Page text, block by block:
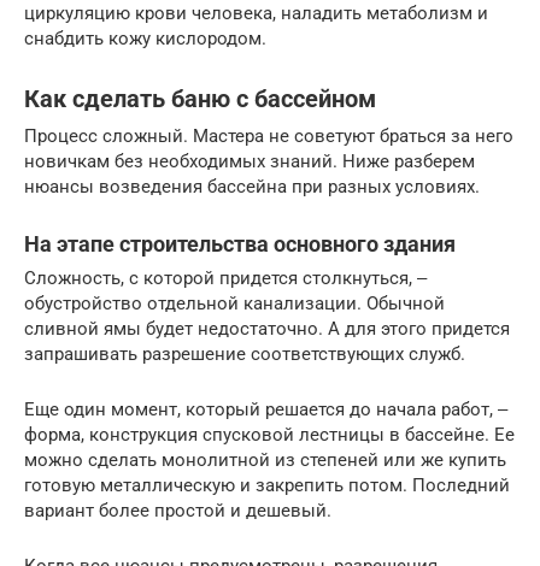
циркуляцию крови человека, наладить метаболизм и
снабдить кожу кислородом.
Как сделать баню с бассейном
Процесс сложный. Мастера не советуют браться за него
новичкам без необходимых знаний. Ниже разберем
нюансы возведения бассейна при разных условиях.
На этапе строительства основного здания
Сложность, с которой придется столкнуться, ‒
обустройство отдельной канализации. Обычной
сливной ямы будет недостаточно. А для этого придется
запрашивать разрешение соответствующих служб.
Еще один момент, который решается до начала работ, ‒
форма, конструкция спусковой лестницы в бассейне. Ее
можно сделать монолитной из степеней или же купить
готовую металлическую и закрепить потом. Последний
вариант более простой и дешевый.